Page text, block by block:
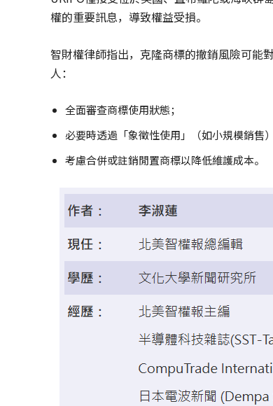
權的重要訊息，導致權益受損。
智財權律師指出，克隆商標的撤銷風險可能
人：
全面審查商標使用狀態；
必要時透過「象徵性使用」（如小規模銷售
考慮合併或註銷閒置商標以降低維護成本。